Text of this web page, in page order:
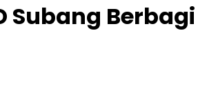
Subang